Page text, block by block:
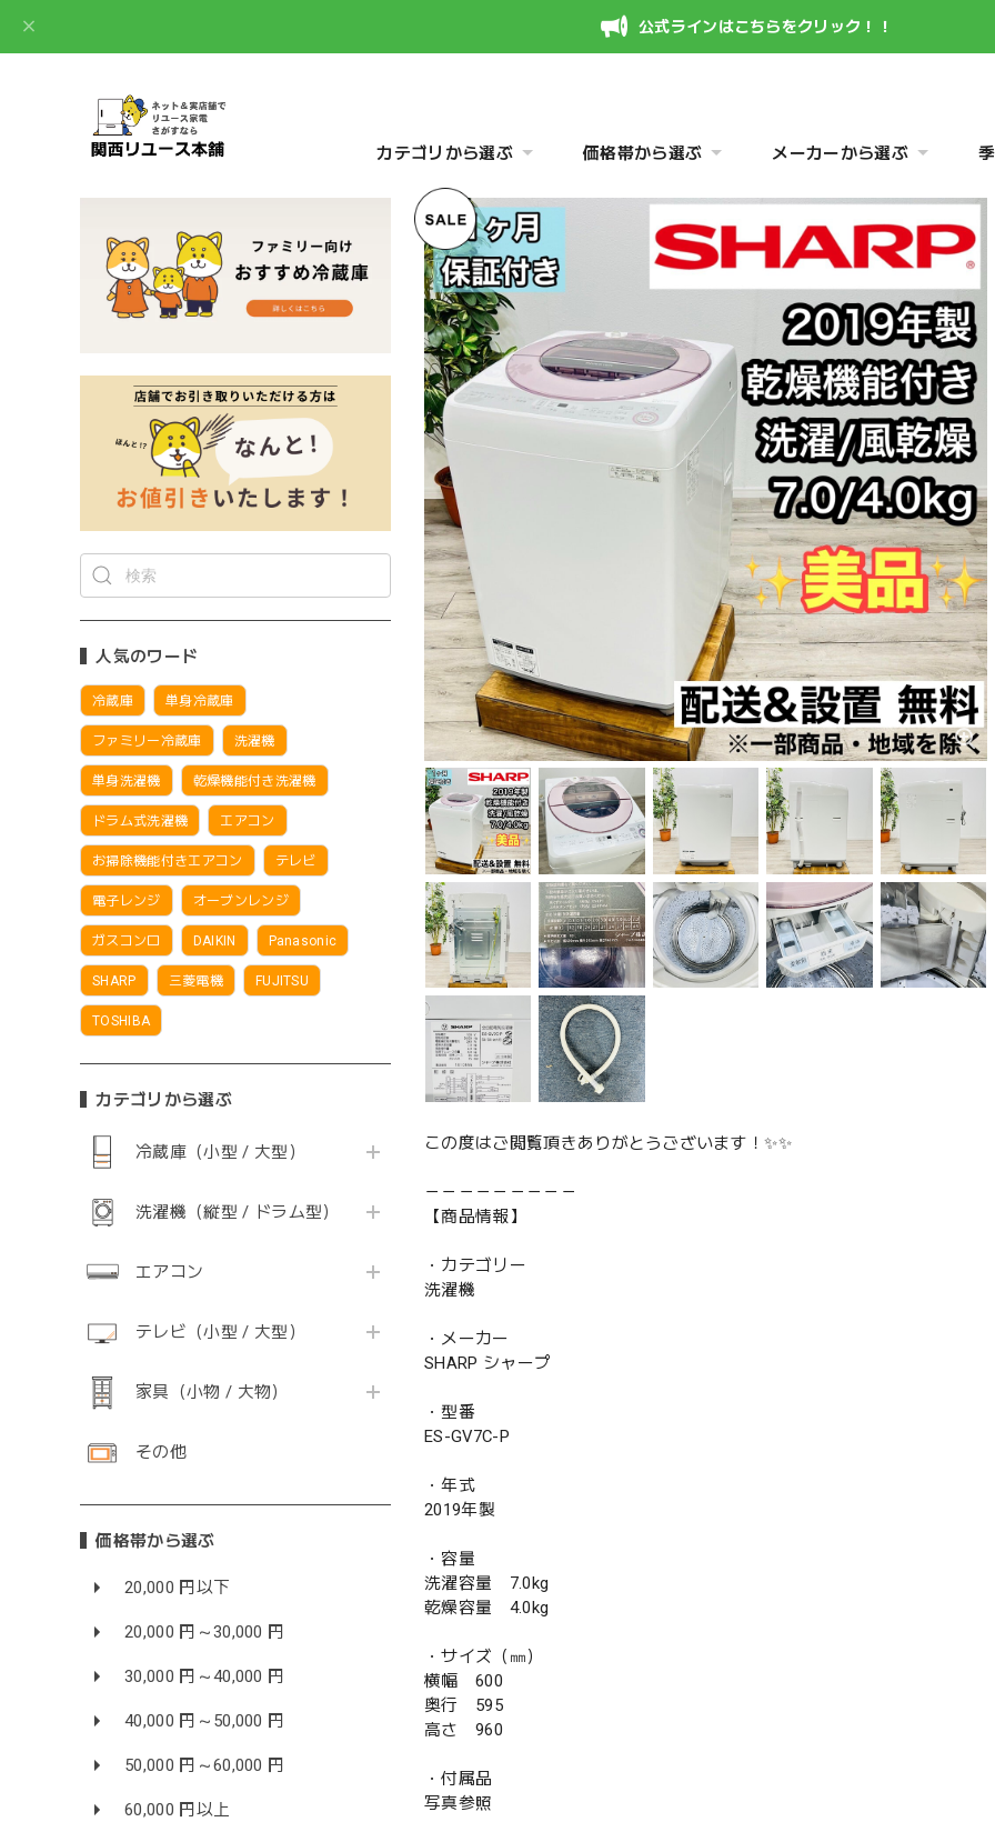
公式ラインはこちらをクリック！！
カテゴリから選ぶ 価格帯から選ぶ メーカーから選ぶ
人気のワード
冷蔵庫 単身冷蔵庫
ファミリー冷蔵庫 洗濯機
単身洗濯機 乾燥機能付き洗濯機
ドラム式洗濯機 エアコン
お掃除機能付きエアコン テレビ
電子レンジ オーブンレンジ
ガスコンロ DAIKIN Panasonic
SHARP 三菱電機 FUJITSU
TOSHIBA
カテゴリから選ぶ
冷蔵庫（小型 / 大型）
洗濯機（縦型 / ドラム型）
エアコン
テレビ（小型 / 大型）
家具（小物 / 大物）
その他
価格帯から選ぶ
20,000 円以下
20,000 円～30,000 円
30,000 円～40,000 円
40,000 円～50,000 円
50,000 円～60,000 円
60,000 円以上
この度はご閲覧頂きありがとうございます！✨✨
－－－－－－－－－
【商品情報】
・カテゴリー
洗濯機
・メーカー
SHARP シャープ
・型番
ES-GV7C-P
・年式
2019年製
・容量
洗濯容量 7.0kg
乾燥容量 4.0kg
・サイズ（㎜）
横幅 600
奥行 595
高さ 960
・付属品
写真参照